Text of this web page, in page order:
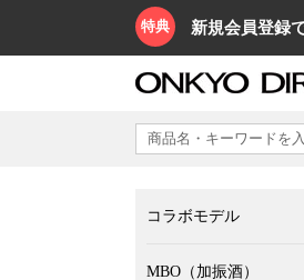
特典 新規会員登録
コラボモデル
MBO（加振酒）